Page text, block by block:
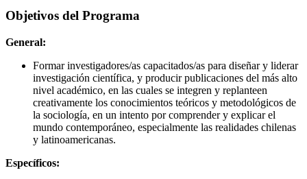
Objetivos del Programa
General:
Formar investigadores/as capacitados/as para diseñar y liderar
investigación científica, y producir publicaciones del más alto
nivel académico, en las cuales se integren y replanteen
creativamente los conocimientos teóricos y metodológicos de
la sociología, en un intento por comprender y explicar el
mundo contemporáneo, especialmente las realidades chilenas
y latinoamericanas.
Específicos: